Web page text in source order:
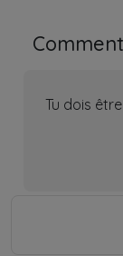
Tu dois